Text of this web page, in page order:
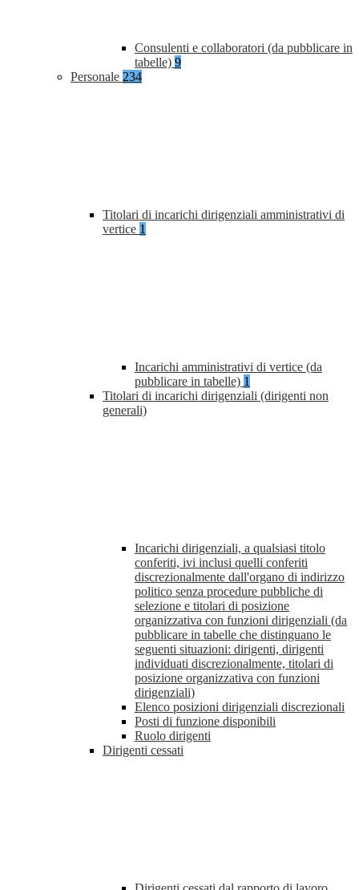
Consulenti e collaboratori (da pubblicare in
tabelle) 9
Personale 234
Titolari di incarichi dirigenziali amministrativi di
vertice 1
Incarichi amministrativi di vertice (da
pubblicare in tabelle) 1
Titolari di incarichi dirigenziali (dirigenti non
generali)
Incarichi dirigenziali, a qualsiasi titolo
conferiti, ivi inclusi quelli conferiti
discrezionalmente dall'organo di indirizzo
politico senza procedure pubbliche di
selezione e titolari di posizione
organizzativa con funzioni dirigenziali (da
pubblicare in tabelle che distinguano le
seguenti situazioni: dirigenti, dirigenti
individuati discrezionalmente, titolari di
posizione organizzativa con funzioni
dirigenziali)
Elenco posizioni dirigenziali discrezionali
Posti di funzione disponibili
Ruolo dirigenti
Dirigenti cessati